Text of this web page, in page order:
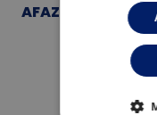
AFAZIK IMPULSE